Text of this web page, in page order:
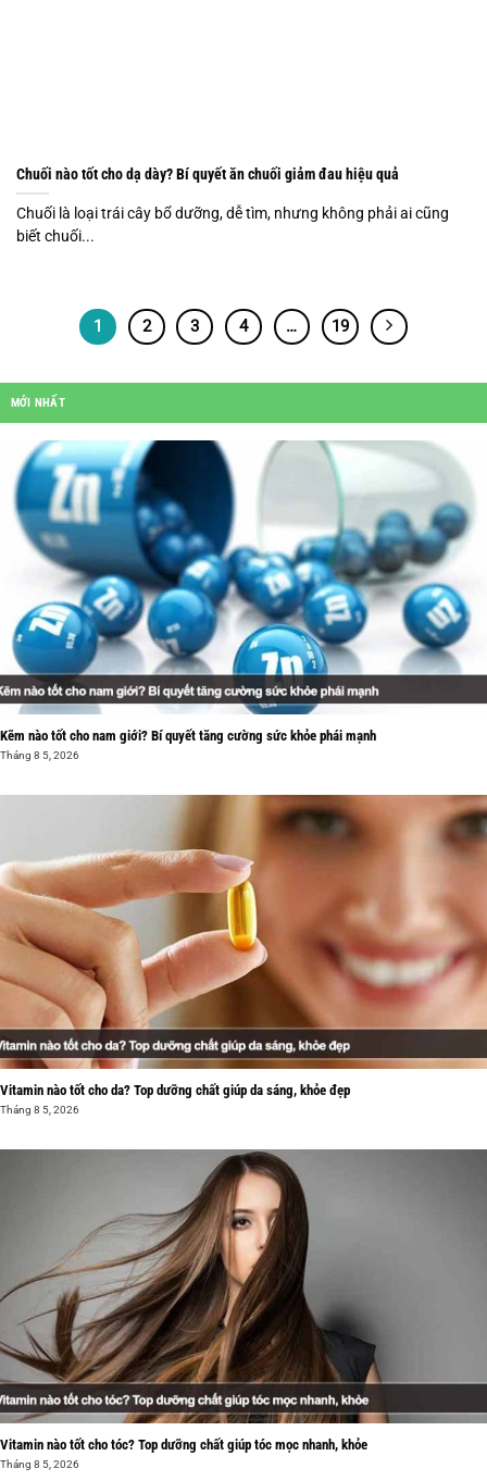
Chuối nào tốt cho dạ dày? Bí quyết ăn chuối giảm đau hiệu quả
Chuối là loại trái cây bổ dưỡng, dễ tìm, nhưng không phải ai cũng
biết chuối...
1 2 3 4 … 19
MỚI NHẤT
Kẽm nào tốt cho nam giới? Bí quyết tăng cường sức khỏe phái mạnh
Tháng 8 5, 2026
Vitamin nào tốt cho da? Top dưỡng chất giúp da sáng, khỏe đẹp
Tháng 8 5, 2026
Vitamin nào tốt cho tóc? Top dưỡng chất giúp tóc mọc nhanh, khỏe
Tháng 8 5, 2026